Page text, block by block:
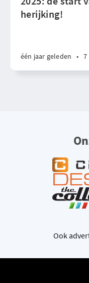
herijking!
één jaar geleden • 7
Ook